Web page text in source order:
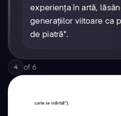
experiența în artă,
generațiilor viitoare ca
de piatră".
4 of 6